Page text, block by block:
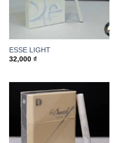
ESSE LIGHT
32,000 ₫